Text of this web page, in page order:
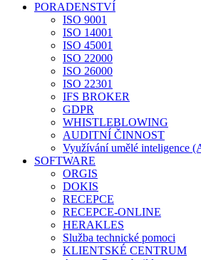
PORADENSTVÍ
ISO 9001
ISO 14001
ISO 45001
ISO 22000
ISO 26000
ISO 22301
IFS BROKER
GDPR
WHISTLEBLOWING
AUDITNÍ ČINNOST
Využívání umělé inteligence
SOFTWARE
ORGIS
DOKIS
RECEPCE
RECEPCE-ONLINE
HERAKLES
Služba technické pomoci
KLIENTSKÉ CENTRUM